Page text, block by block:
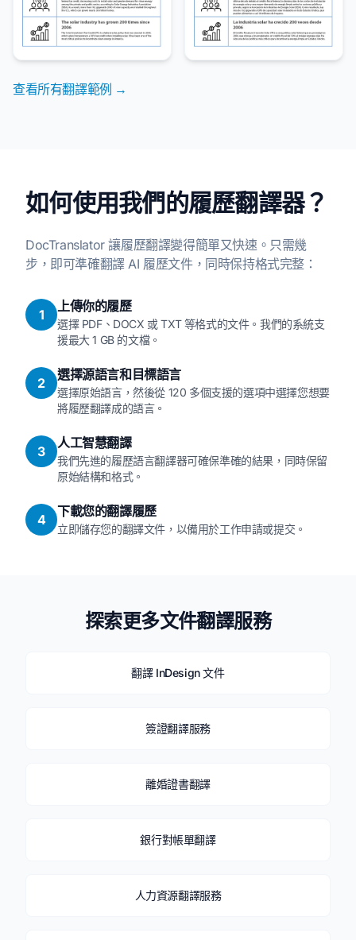
查看所有翻譯範例 →
如何使用我們的履歷翻譯器？
DocTranslator 讓履歷翻譯變得簡單又快速。只需幾
步，即可準確翻譯 AI 履歷文件，同時保持格式完整：
1
上傳你的履歷
選擇 PDF、DOCX 或 TXT 等格式的文件。我們的系統支
援最大 1 GB 的文檔。
2
選擇源語言和目標語言
選擇原始語言，然後從 120 多個支援的選項中選擇您想要
將履歷翻譯成的語言。
3
人工智慧翻譯
我們先進的履歷語言翻譯器可確保準確的結果，同時保留
原始結構和格式。
4
下載您的翻譯履歷
立即儲存您的翻譯文件，以備用於工作申請或提交。
探索更多文件翻譯服務
翻譯 InDesign 文件
簽證翻譯服務
離婚證書翻譯
銀行對帳單翻譯
人力資源翻譯服務